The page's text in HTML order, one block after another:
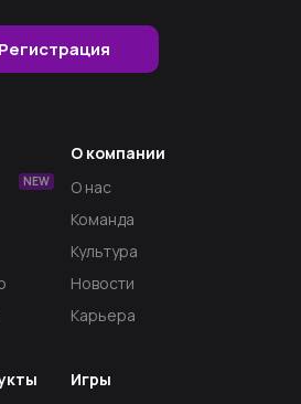
Регистрация
NEW
Игры
О компании
О нас
Команда
Культура
Новости
Карьера